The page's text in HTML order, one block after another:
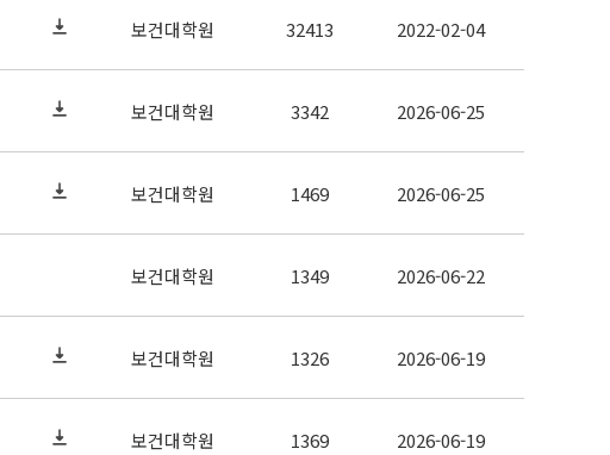
보건대학원 32413 2022-02-04
보건대학원 3342 2026-06-25
보건대학원 1469 2026-06-25
보건대학원 1349 2026-06-22
보건대학원 1326 2026-06-19
보건대학원 1369 2026-06-19